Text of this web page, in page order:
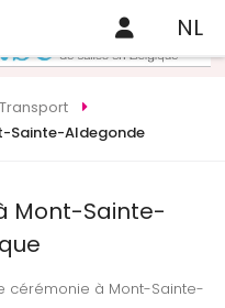
NL
Transport
Sainte-Aldegonde
Mont-Sainte-
cérémonie à Mont-Sainte-